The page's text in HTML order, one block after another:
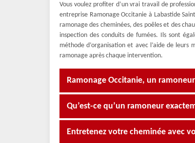
Vous voulez profiter d’un vrai travail de
entreprise Ramonage Occitanie à Labastide
ramonage des cheminées, des poêles et des
inspection des conduits de fumées. Ils sont
méthode d’organisation et avec l’aide de
ramonage après chaque intervention.
Ramonage Occitanie, un
Qu’est-ce qu’un ramoneur
Entretenez votre cheminée avec